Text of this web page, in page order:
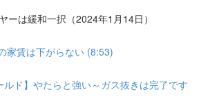
は緩和一択（2024年1月14日）
家賃は下がらない (8:53)
ルド】やたらと強い～ガス抜きは完了です